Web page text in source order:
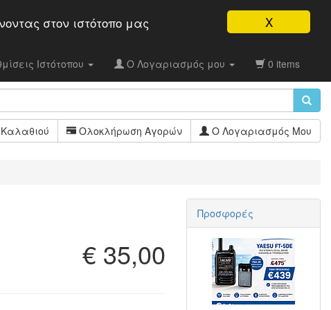
X
στον ιστότοπo μας
Ιστότοπου Ο Λογαριασμός μου 0 items
Ολοκλήρωση Αγορών Ο Λογαριασμός Μου
€ 35,00
Προσφορές